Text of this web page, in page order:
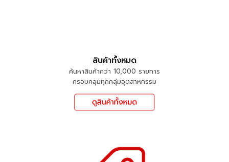
สินค้าทั้งหมด
ค้นหาสินค้ากว่า 10,000 รายการ
ครอบคลุมทุกกลุ่มอุตสาหกรรม